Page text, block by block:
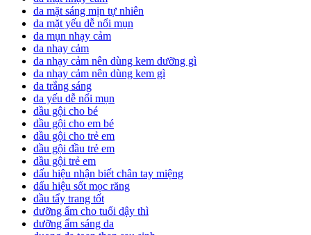
da mặt sáng mịn tự nhiên
da mặt yếu dễ nổi mụn
da mụn nhạy cảm
da nhạy cảm
da nhạy cảm nên dùng kem dưỡng gì
da nhạy cảm nên dùng kem gì
da trắng sáng
da yếu dễ nổi mụn
dầu gội cho bé
dầu gội cho em bé
dầu gội cho trẻ em
dầu gội đầu trẻ em
dầu gội trẻ em
dấu hiệu nhận biết chân tay miệng
dấu hiệu sốt mọc răng
dầu tẩy trang tốt
dưỡng ẩm cho tuổi dậy thì
dưỡng ẩm sáng da